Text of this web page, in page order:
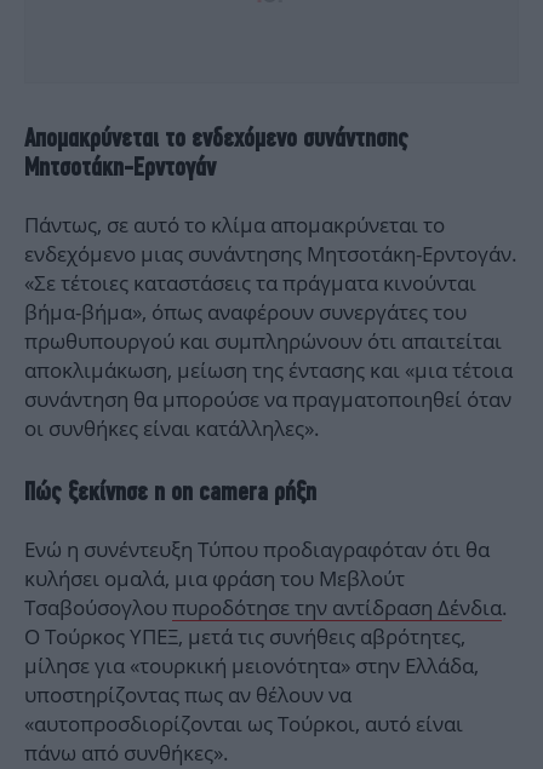
Απομακρύνεται το ενδεχόμενο συνάντησης
Μητσοτάκη-Ερντογάν
Πάντως, σε αυτό το κλίμα απομακρύνεται το
ενδεχόμενο μιας συνάντησης Μητσοτάκη-Ερντογάν.
«Σε τέτοιες καταστάσεις τα πράγματα κινούνται
βήμα-βήμα», όπως αναφέρουν συνεργάτες του
πρωθυπουργού και συμπληρώνουν ότι απαιτείται
αποκλιμάκωση, μείωση της έντασης και «μια τέτοια
συνάντηση θα μπορούσε να πραγματοποιηθεί όταν
οι συνθήκες είναι κατάλληλες».
Πώς ξεκίνησε η on camera ρήξη
Ενώ η συνέντευξη Τύπου προδιαγραφόταν ότι θα
κυλήσει ομαλά, μια φράση του Μεβλούτ
Τσαβούσογλουπυροδότησε την αντίδραση Δένδια.
Ο Τούρκος ΥΠΕΞ, μετά τις συνήθεις αβρότητες,
μίλησε για «τουρκική μειονότητα» στην Ελλάδα,
υποστηρίζοντας πως αν θέλουν να
«αυτοπροσδιορίζονται ως Τούρκοι, αυτό είναι
πάνω από συνθήκες».